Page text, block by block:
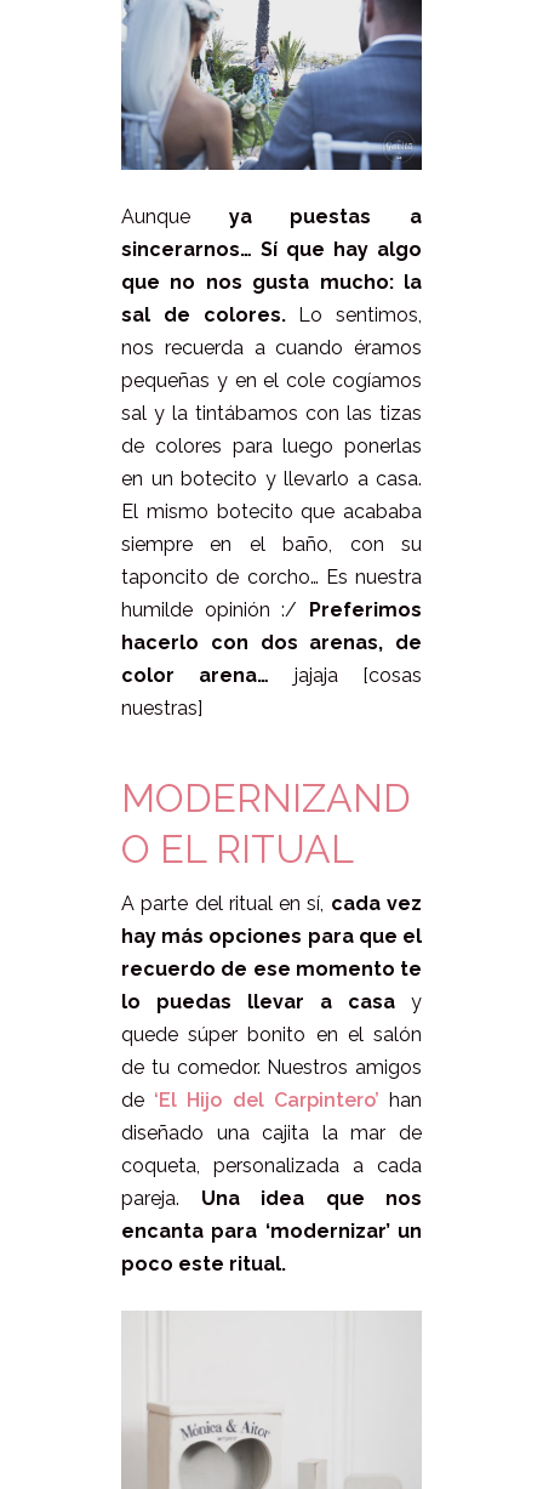
Aunque ya puestas a
sincerarnos… Sí que hay algo
que no nos gusta mucho: la
sal de colores.Lo sentimos,
nos recuerda a cuando éramos
pequeñas y en el cole cogíamos
sal y la tintábamos con las tizas
de colores para luego ponerlas
en un botecito y llevarlo a casa.
El mismo botecito que acababa
siempre en el baño, con su
taponcito de corcho… Es nuestra
humilde opinión :/ Preferimos
hacerlo con dos arenas, de
color arena… jajaja [cosas
nuestras]
MODERNIZAND
O EL RITUAL
A parte del ritual en sí, cada vez
hay más opciones para que el
recuerdo de ese momento te
lo puedas llevar a casa y
quede súper bonito en el salón
de tu comedor. Nuestros amigos
de ‘El Hijo del Carpintero’ han
diseñado una cajita la mar de
coqueta, personalizada a cada
pareja. Una idea que nos
encanta para ‘modernizar’ un
poco este ritual.